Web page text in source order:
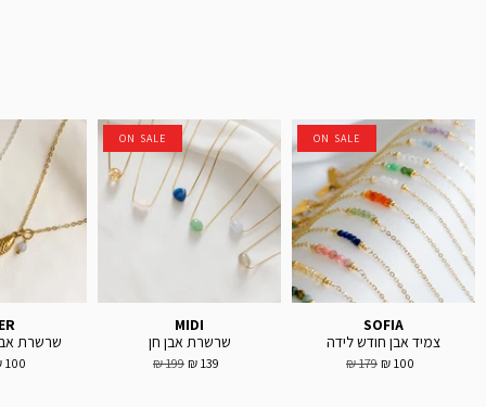
ON SALE
SOFIA
צמיד אבן חודש לידה
100 ₪
179 ₪
ON SALE
MIDI
שרשרת אבן חן
139 ₪
199 ₪
שרשרת אבן
100 ₪